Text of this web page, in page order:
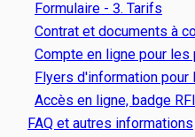
Formulaire - 3. Tarifs
Contrat et documents à
Compte en ligne pour les
Flyers d'information
Accès en ligne, badge
FAQ et autres informations